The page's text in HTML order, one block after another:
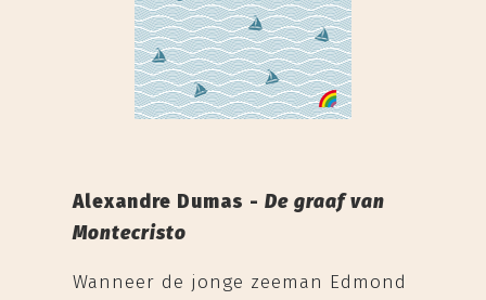
Alexandre Dumas -De graaf van
Montecristo
Wanneer de jonge zeeman Edmond